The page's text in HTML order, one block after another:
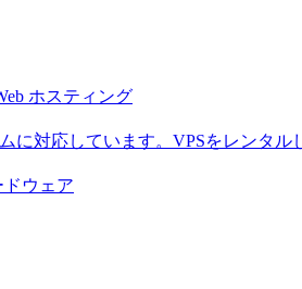
ホスティング
に対応しています。VPSをレンタル
ウェア